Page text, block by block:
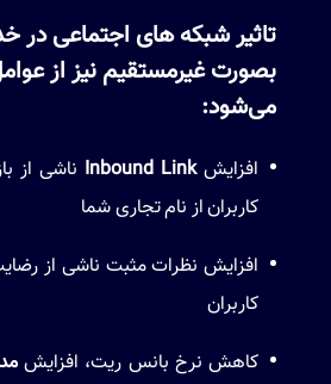
تاثیر شبکه های اجتماعی
بصورت غیرمستقیم نیز از
می‌شود:
افزایشInbound Link ناشی از
کاربران از نام تجاری شما
افزایش نظرات مثبت ناشی از
کاربران
کاهش نرخ بانس ریت، افزایش